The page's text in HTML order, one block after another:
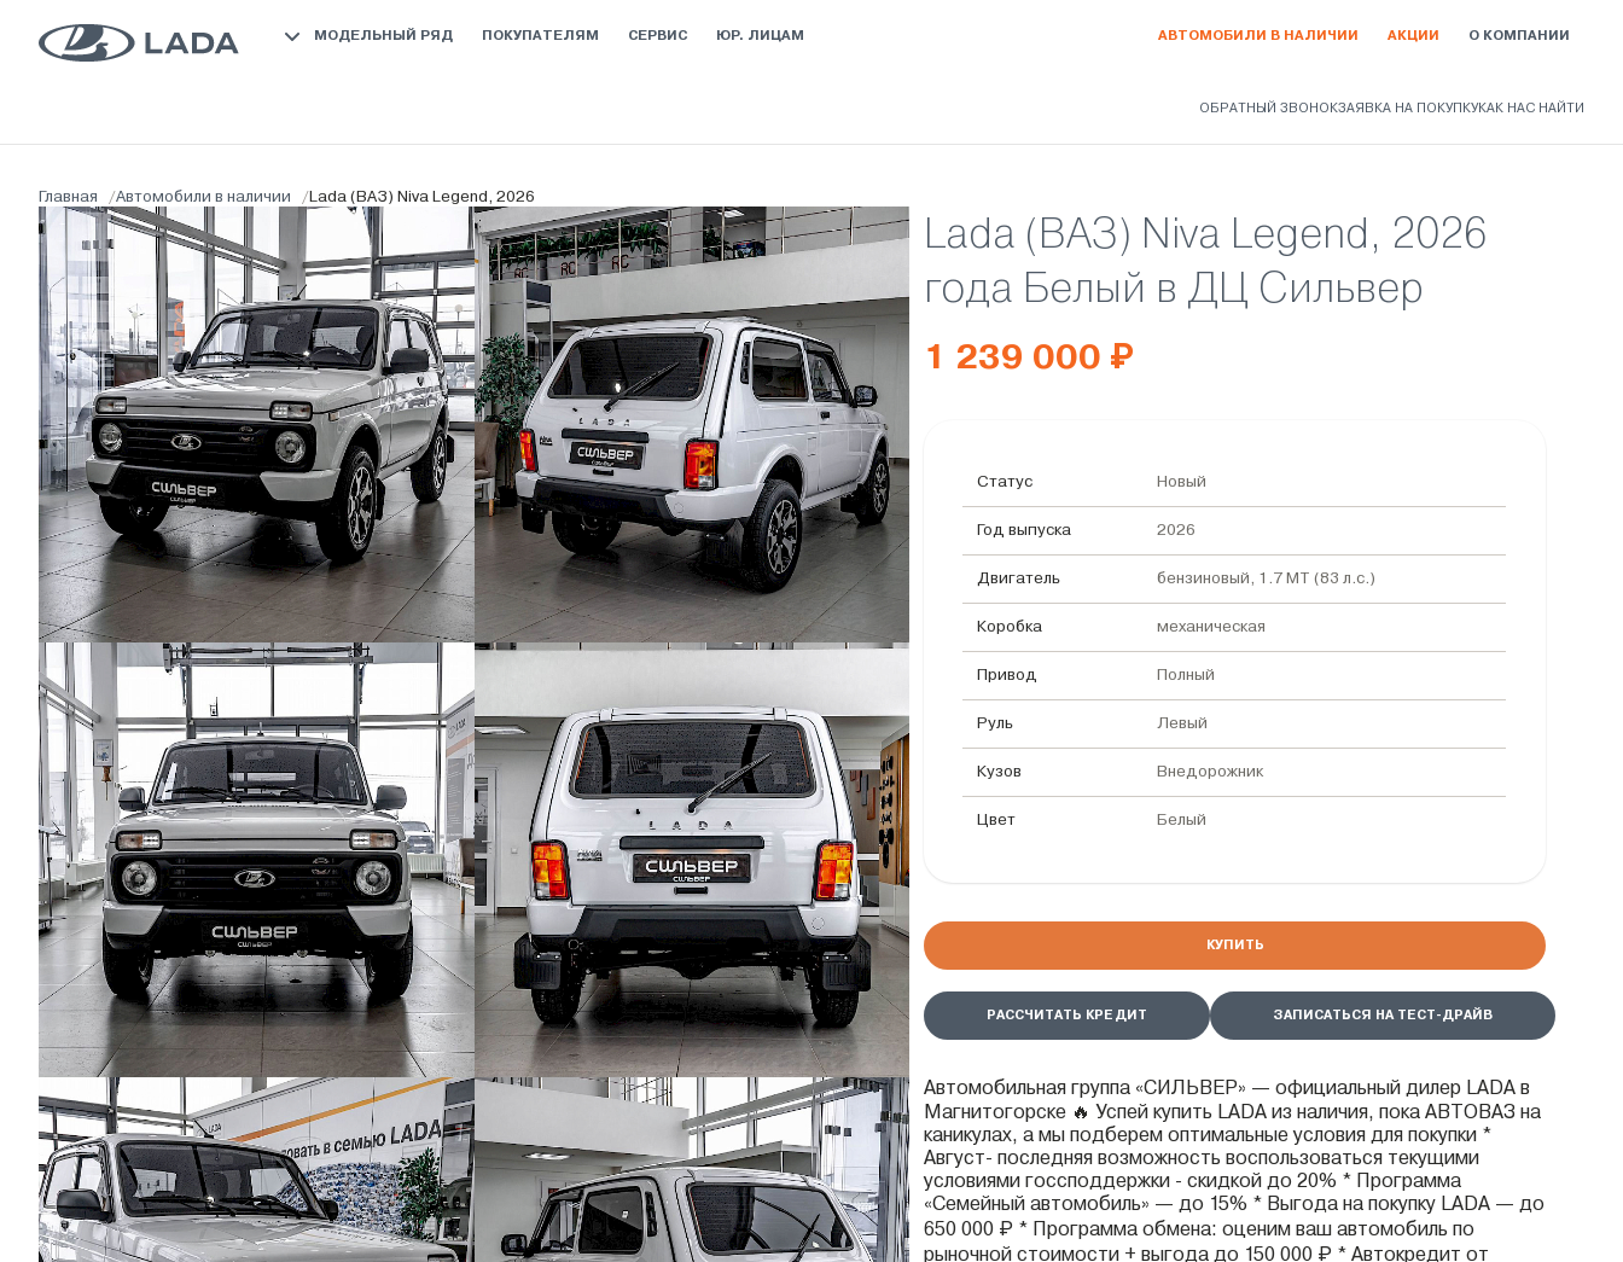
МОДЕЛЬНЫЙ РЯД ПОКУПАТЕЛЯМ СЕРВИС ЮР. ЛИЦАМ АВТОМОБИЛИ В НАЛИЧИИ АКЦИИ О КОМПАНИИ
ОБРАТНЫЙ ЗВОНОКЗАЯВКА НА ПОКУПКУ КАК НАС НАЙТИ
Главная /Автомобили в наличии / Lada (ВАЗ) Niva Legend, 2026
Lada (ВАЗ) Niva Legend, 2026
года Белый в ДЦ Сильвер
1 239 000 ₽
Статус Новый
Год выпуска 2026
Двигатель бензиновый, 1.7 MT (83 л.с.)
Коробка механическая
Привод Полный
Руль Левый
Кузов Внедорожник
Цвет Белый
КУПИТЬ
РАССЧИТАТЬ КРЕДИТ ЗАПИСАТЬСЯ НА ТЕСТ-ДРАЙВ
Автомобильная группа «СИЛЬВЕР» — официальный дилер LADA в
Магнитогорске 🔥 Успей купить LADA из наличия, пока АВТОВАЗ на
каникулах, а мы подберем оптимальные условия для покупки *
Август- последняя возможность воспользоваться текущими
условиями госсподдержки - скидкой до 20% * Программа
«Семейный автомобиль» — до 15% * Выгода на покупку LADA — до
650 000 ₽ * Программа обмена: оценим ваш автомобиль по
рыночной стоимости + выгода до 150 000 ₽ * Автокредит от